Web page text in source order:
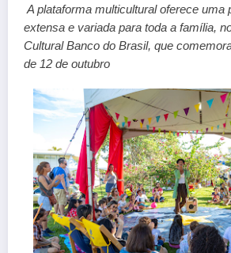
A plataforma multicultural oferece uma
extensa e variada para toda a família,
Cultural Banco do Brasil, que
de 12 de outubro